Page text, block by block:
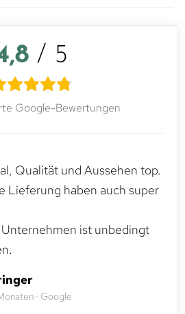
/ 5
Google-Bewertungen
Qualität und Aussehen top.
Lieferung haben auch super
ist unbedingt
· Google